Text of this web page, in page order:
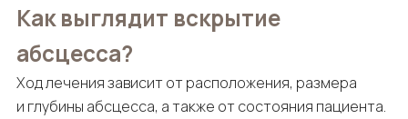
Как выглядит вскрытие
абсцесса?
Ход лечения зависит от расположения, размера
и глубины абсцесса, а также от состояния пациента.